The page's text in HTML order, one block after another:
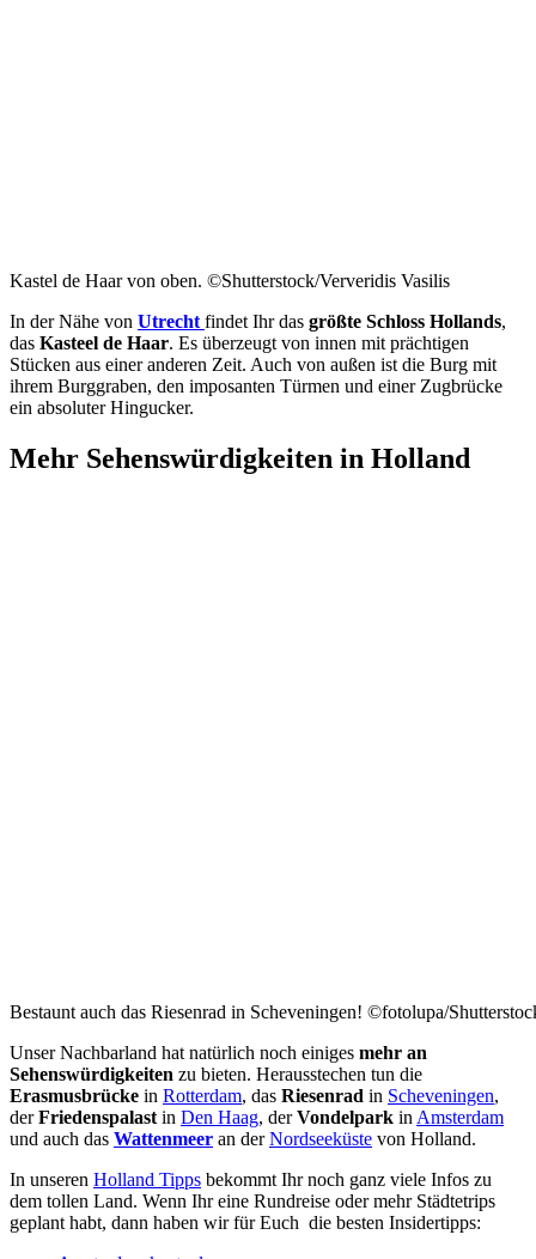
Kastel de Haar von oben. ©Shutterstock/Ververidis Vasilis
In der Nähe von Utrecht findet Ihr das größte Schloss Hollands,
das Kasteel de Haar. Es überzeugt von innen mit prächtigen
Stücken aus einer anderen Zeit. Auch von außen ist die Burg mit
ihrem Burggraben, den imposanten Türmen und einer Zugbrücke
ein absoluter Hingucker.
Mehr Sehenswürdigkeiten in Holland
Bestaunt auch das Riesenrad in Scheveningen! ©fotolupa/
Unser Nachbarland hat natürlich noch einiges mehr an
Sehenswürdigkeiten zu bieten. Herausstechen tun die
Erasmusbrücke in Rotterdam, das Riesenrad in Scheveningen,
derFriedenspalast in Den Haag, derVondelpark in Amsterdam
und auch das Wattenmeer an derNordseeküste von Holland.
In unseren Holland Tipps bekommt Ihr noch ganz viele Infos zu
dem tollen Land. Wenn Ihr eine Rundreise oder mehr Städtetrips
geplant habt, dann haben wir für Euch die besten Insidertipps: